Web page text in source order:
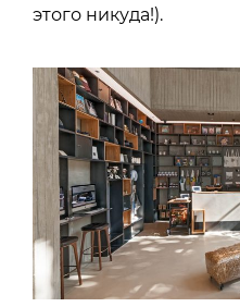
этого никуда!).